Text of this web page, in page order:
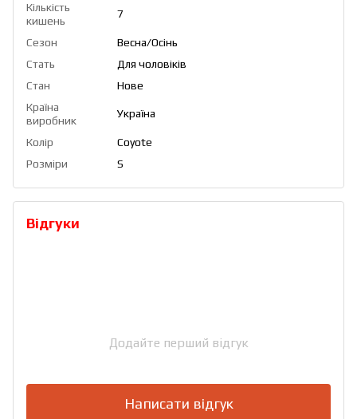
Кількість
кишень
7
Сезон
Весна/Осінь
Стать
Для чоловіків
Стан
Нове
Країна
виробник
Україна
Колір
Coyote
Розміри
S
Відгуки
Додайте перший відгук
Написати відгук